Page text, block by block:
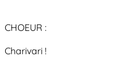
CHOEUR :
Charivari !